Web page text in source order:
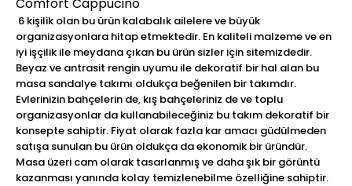
6 kişilik olan bu ürün kalabalık ailelere ve büyük
organizasyonlara hitap etmektedir. En kaliteli malzeme ve en
iyi işçilik ile meydana çıkan bu ürün sizler için sitemizdedir.
Beyaz ve antrasit rengin uyumu ile dekoratif bir hal alan bu
masa sandalye takımı oldukça beğenilen bir takımdır.
Evlerinizin bahçelerin de, kış bahçeleriniz de ve toplu
organizasyonlar da kullanabileceğiniz bu takım dekoratif bir
konsepte sahiptir. Fiyat olarak fazla kar amacı güdülmeden
satışa sunulan bu ürün oldukça da ekonomik bir üründür.
Masa üzeri cam olarak tasarlanmış ve daha şık bir görüntü
kazanması yanında kolay temizlenebilme özelliğine sahiptir.